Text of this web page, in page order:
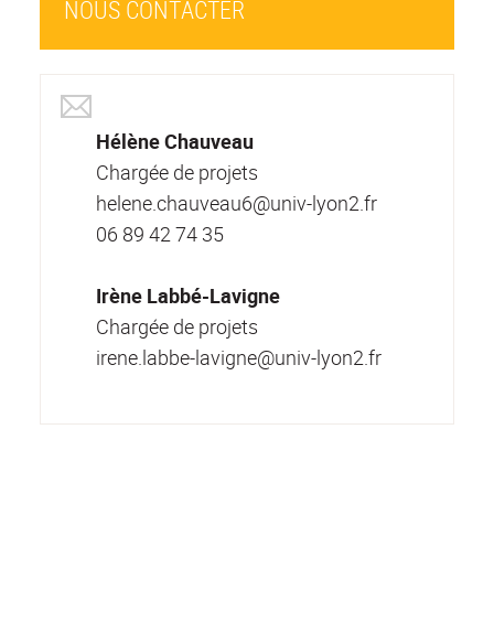
NOUS CONTACTER
Hélène Chauveau
Chargée de projets
helene.chauveau6@univ-lyon2.fr
06 89 42 74 35
Irène Labbé-Lavigne
Chargée de projets
irene.labbe-lavigne@univ-lyon2.fr